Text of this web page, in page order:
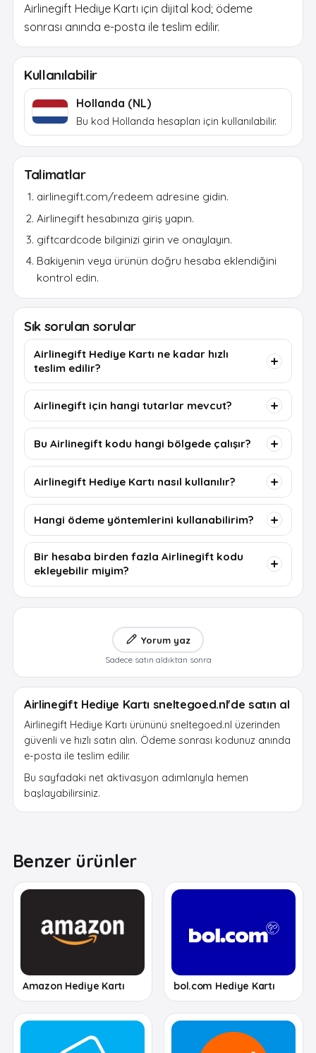
Airlinegift Hediye Kartı için dijital kod; ödeme
sonrası anında e-posta ile teslim edilir.
Kullanılabilir
Hollanda (NL)
Bu kod Hollanda hesapları için kullanılabilir.
Talimatlar
airlinegift.com/redeem adresine gidin.
Airlinegift hesabınıza giriş yapın.
giftcardcode bilginizi girin ve onaylayın.
Bakiyenin veya ürünün doğru hesaba eklendiğini
kontrol edin.
Sık sorulan sorular
Airlinegift Hediye Kartı ne kadar hızlı
teslim edilir?
Airlinegift için hangi tutarlar mevcut?
Bu Airlinegift kodu hangi bölgede çalışır?
Airlinegift Hediye Kartı nasıl kullanılır?
Hangi ödeme yöntemlerini kullanabilirim?
Bir hesaba birden fazla Airlinegift kodu
ekleyebilir miyim?
Yorum yaz
Sadece satın aldıktan sonra
Airlinegift Hediye Kartı sneltegoed.nl'de satın al
Airlinegift Hediye Kartı ürününü sneltegoed.nl üzerinden
güvenli ve hızlı satın alın. Ödeme sonrası kodunuz anında
e-posta ile teslim edilir.
Bu sayfadaki net aktivasyon adımlarıyla hemen
başlayabilirsiniz.
Benzer ürünler
Amazon Hediye Kartı bol.com Hediye Kartı